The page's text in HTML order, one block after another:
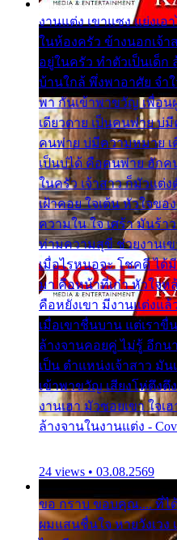
งานแต่ง เขาแซง แย่งเ
ในห้องครัว ข้างนอกเจ้า
อยู่ในครัว ทำตัวเป็นเด็ก
บ้านใกล้ พึ่งพาอาศัย จำ
พา กันเข้าพาขวัญ เพื่อน
เดียวดาย เป็นคนพ่าย บ่มี
คนพ่าย บ่มีความหมาย เคี
เป็นบ่ได้ คือคนพ่าย ฮักค
ในครัว เจ้าสาว ก็มัวแต่ง
เฝ้าคอย ใจเต้น หัวใจขอ
ความใน ใจ เศร้า มันร้
ท่ามความสุขี ช่วยงานเ
เมื่อไรหนอจะ โชคดี ได้
มา คือหน้าที่เก่า หัวใจห
คือหยังเขา มีงานแต่งแล้
เมื่อเขาชื่นบาน แต่เรา
ล้างจานคอยคู่ ไม่รู้ อีกน
เป็น ตำแหน่งเจ้าสาว มั
เข้าพาขวัญ เสียงโห่ตึง
งานเฮา มัวซอยเขา ใจ
ล้างจานในงานแต่ง -
24 views • 03.08.2569
ขอ กราบ ขอบคุณ.... ที่ไ
ผมแสนชื่นใจ หายวังเวง